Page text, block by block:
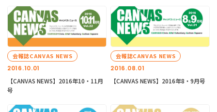
2016.10.01
会報誌CANVAS NEWS
【CANVAS NEWS】2016年10・11月
号
2016.08.01
会報誌CANVAS NEWS
【CANVAS NEWS】2016年8・9月号